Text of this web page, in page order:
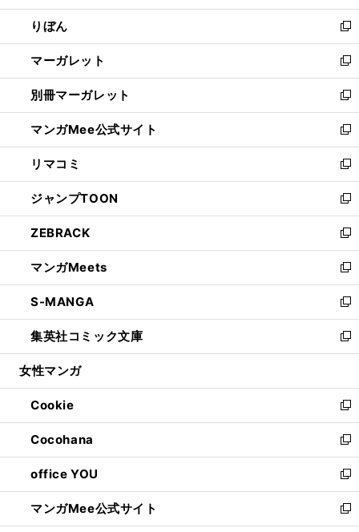
開
く
ウ
で
開
く
ン
ド
ウ
で
開
く
ウ
ィ
ン
ド
ウ
で
開
く
りぼん
新
し
い
ウ
ィ
ン
ド
ウ
で
開
く
マーガレット
新
し
い
ウ
ィ
ン
ド
ウ
で
開
く
別冊マーガレット
新
し
い
ウ
ィ
ン
ド
ウ
で
開
く
マンガMee公式サイト
新
し
い
ウ
ィ
ン
ド
ウ
で
開
く
リマコミ
新
し
い
ウ
ィ
ン
ド
ウ
で
開
く
ジャンプTOON
新
し
い
ウ
ィ
ン
ド
ウ
で
開
ZEBRACK
新
し
い
ウ
ィ
ン
ド
ウ
開
く
マンガMeets
新
し
い
ウ
ィ
ン
ウ
で
開
く
S-MANGA
新
し
い
ウ
ン
ド
ウ
で
開
く
集英社コミック文庫
新
し
ウ
ィ
ン
ド
ウ
で
開
く
女性マンガ
Cookie
新
し
い
ウ
ィ
ン
ド
ウ
Cocohana
新
し
い
ウ
ィ
ン
office YOU
新
し
い
ウ
マンガMee公式サイト
新
し